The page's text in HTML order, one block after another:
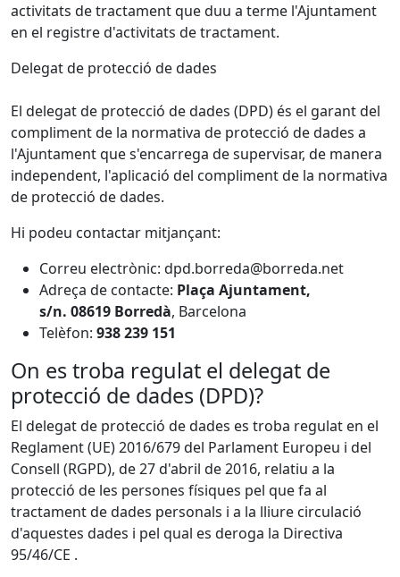
activitats de tractament que duu a terme l'Ajuntament
en el registre d'activitats de tractament.
Delegat de protecció de dades
El delegat de protecció de dades (DPD) és el garant del
compliment de la normativa de protecció de dades a
l'Ajuntament que s'encarrega de supervisar, de manera
independent, l'aplicació del compliment de la normativa
de protecció de dades.
Hi podeu contactar mitjançant:
Correu electrònic: dpd.borreda@borreda.net
Adreça de contacte: Plaça Ajuntament,
s/n. 08619 Borredà, Barcelona
Telèfon: 938 239 151
On es troba regulat el delegat de
protecció de dades (DPD)?
El delegat de protecció de dades es troba regulat en el
Reglament (UE) 2016/679 del Parlament Europeu i del
Consell (RGPD), de 27 d'abril de 2016, relatiu a la
protecció de les persones físiques pel que fa al
tractament de dades personals i a la lliure circulació
d'aquestes dades i pel qual es deroga la Directiva
95/46/CE .